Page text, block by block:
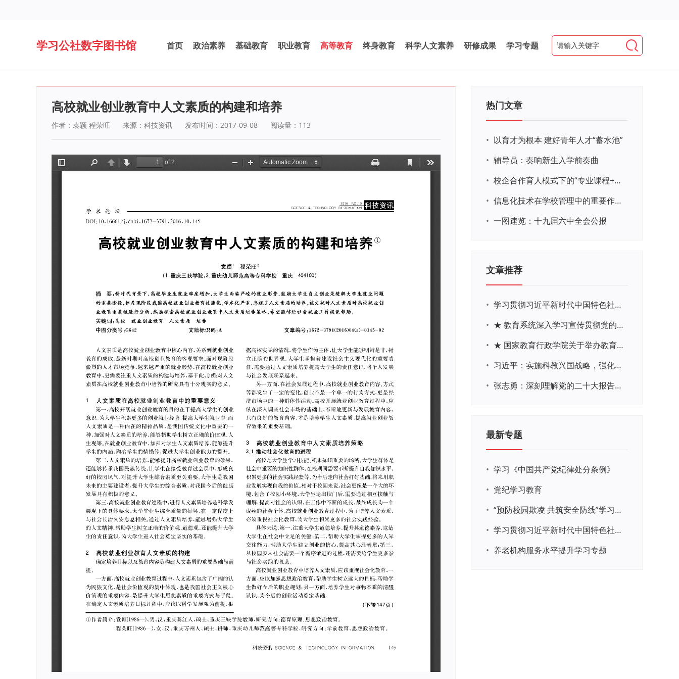
学习公社数字图书馆 首页 政治素养 基础教育 职业教育 高等教育 终身教育 科学人文素养 研修成果 学习专题
高校就业创业教育中人文素质的构建和培养
作者：袁颖 程荣旺 来源：科技资讯 发布时间：2017-09-08 阅读量： 113
热门文章
• 以育才为根本 建好青年人才“蓄水池”
• 辅导员：奏响新生入学前奏曲
•
校企合作育人模式下的“专业课程+思政教育+党建活动”交叉融合的课程思政教学探索与实践
•
信息化技术在学校管理中的重要作用 ——以贵州省威宁民族中学和校园使用等为例
• 一图速览：十九届六中全会公报
文章推荐
•
学习贯彻习近平新时代中国特色社会主义思想主题教育网络培训
•
★ 教育系统深入学习宣传贯彻党的二十大精神学习专题
•
★ 国家教育行政学院关于举办教育系统深入学习宣传贯彻党的二十大精神专题网络培训的通知
•
习近平：实施科教兴国战略，强化现代化建设人才支撑
•
张志勇：深刻理解党的二十大报告关于教育的新思想、新战略、新要求
最新专题
• 学习《中国共产党纪律处分条例》
• 党纪学习教育
•
“预防校园欺凌 共筑安全防线”学习专题
•
学习贯彻习近平新时代中国特色社会主义思想主题教育
• 养老机构服务水平提升学习专题